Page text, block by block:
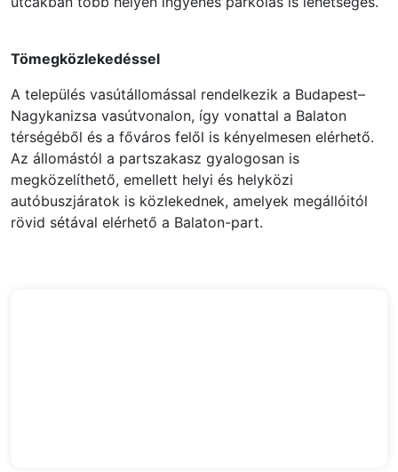
Tömegközlekedéssel
A település vasútállomással rendelkezik a Budapest–
Nagykanizsa vasútvonalon, így vonattal a Balaton
térségéből és a főváros felől is kényelmesen elérhető.
Az állomástól a partszakasz gyalogosan is
megközelíthető, emellett helyi és helyközi
autóbuszjáratok is közlekednek, amelyek megállóitól
rövid sétával elérhető a Balaton-part.